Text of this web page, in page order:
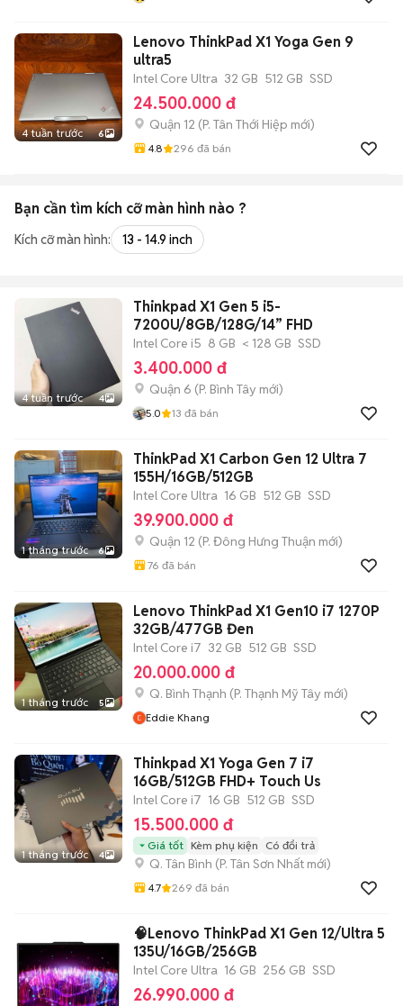
4 tuần trước 6
Lenovo ThinkPad X1 Yoga Gen 9
ultra5
Intel Core Ultra 32 GB 512 GB SSD
24.500.000 đ
Quận 12 (P. Tân Thới Hiệp mới)
4.8 296 đã bán
Bạn cần tìm kích cỡ màn hình nào ?
Kích cỡ màn hình: 13 - 14.9 inch
4 tuần trước 4
Thinkpad X1 Gen 5 i5-
7200U/8GB/128G/14” FHD
Intel Core i5 8 GB < 128 GB SSD
3.400.000 đ
Quận 6 (P. Bình Tây mới)
5.0 13 đã bán
1 tháng trước 6
ThinkPad X1 Carbon Gen 12 Ultra 7
155H/16GB/512GB
Intel Core Ultra 16 GB 512 GB SSD
39.900.000 đ
Quận 12 (P. Đông Hưng Thuận mới)
76 đã bán
1 tháng trước 5
Lenovo ThinkPad X1 Gen10 i7 1270P
32GB/477GB Đen
Intel Core i7 32 GB 512 GB SSD
20.000.000 đ
Q. Bình Thạnh (P. Thạnh Mỹ Tây mới)
Eddie Khang
1 tháng trước 4
Thinkpad X1 Yoga Gen 7 i7
16GB/512GB FHD+ Touch Us
Intel Core i7 16 GB 512 GB SSD
15.500.000 đ
Giá tốt Kèm phụ kiện Có đổi trả
Q. Tân Bình (P. Tân Sơn Nhất mới)
4.7 269 đã bán
🧠Lenovo ThinkPad X1 Gen 12/Ultra 5
135U/16GB/256GB
Intel Core Ultra 16 GB 256 GB SSD
26.990.000 đ